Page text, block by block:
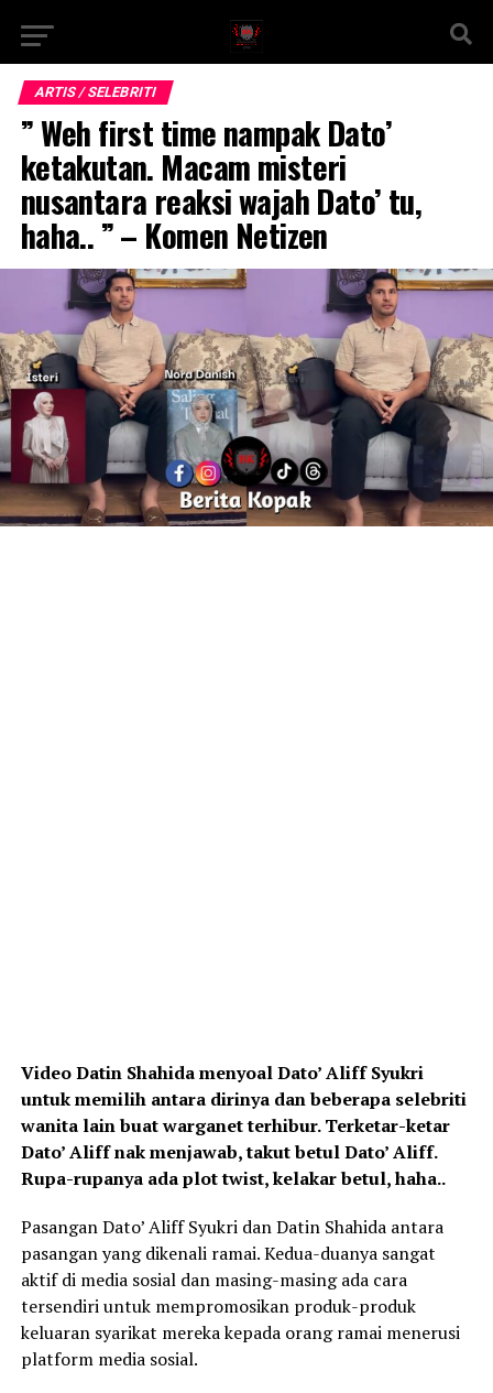
ARTIS / SELEBRITI
” Weh first time nampak Dato’
ketakutan. Macam misteri
nusantara reaksi wajah Dato’ tu,
haha.. ” – Komen Netizen
Video Datin Shahida menyoal Dato’ Aliff Syukri
untuk memilih antara dirinya dan beberapa selebriti
wanita lain buat warganet terhibur. Terketar-ketar
Dato’ Aliff nak menjawab, takut betul Dato’ Aliff.
Rupa-rupanya ada plot twist, kelakar betul, haha..
Pasangan Dato’ Aliff Syukri dan Datin Shahida antara
pasangan yang dikenali ramai. Kedua-duanya sangat
aktif di media sosial dan masing-masing ada cara
tersendiri untuk mempromosikan produk-produk
keluaran syarikat mereka kepada orang ramai menerusi
platform media sosial.